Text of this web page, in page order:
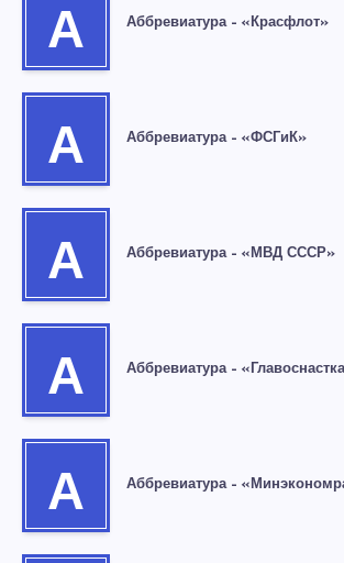
А Аббревиатура – «Красфлот»
А Аббревиатура – «ФСГиК»
А Аббревиатура – «МВД СССР»
А Аббревиатура –
А Аббревиатура –